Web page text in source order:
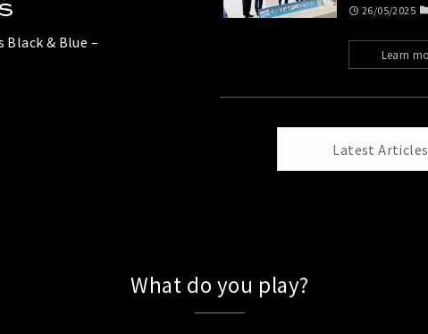
Black & Blue –
26/05/2025
Latest Articles
What do you play?